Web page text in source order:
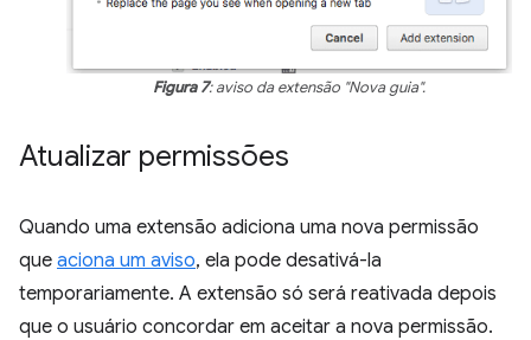
Figura 7: aviso da extensão "Nova guia".
Atualizar permissões
Quando uma extensão adiciona uma nova permissão
que aciona um aviso, ela pode desativá-la
temporariamente. A extensão só será reativada depois
que o usuário concordar em aceitar a nova permissão.